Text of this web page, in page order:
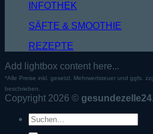
INFOTHEK
SÄFTE & SMOOTHIE
REZEPTE
Add lightbox content here...
*Alle Preise inkl. gesetzl. Mehrwertsteuer und ggfs.
beschrieben.
Copyright 2026 ©
Suche
nach: